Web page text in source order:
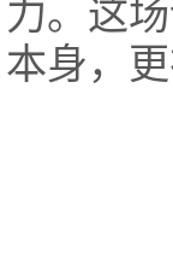
力。这
本身，